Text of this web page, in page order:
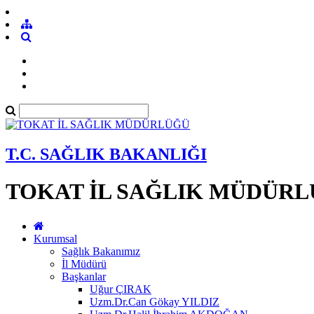
T.C. SAĞLIK BAKANLIĞI
TOKAT İL SAĞLIK
Kurumsal
Sağlık Bakanımız
İl Müdürü
Başkanlar
Uğur ÇIRAK
Uzm.Dr.Can Gökay YILDIZ